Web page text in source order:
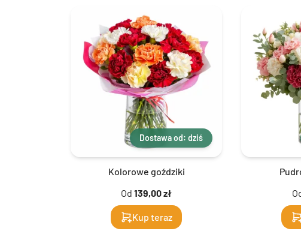
Dostawa od: dziś
Kolorowe goździki
Od 139,00 zł
Kup teraz